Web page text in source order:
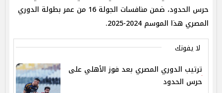
حرس الحدود، ضمن منافسات الجولة 16 من عمر بطولة الدوري
المصري هذا الموسم 2024-2025.
لا يفوتك
ترتيب الدوري المصري بعد فوز الأهلي على
حرس الحدود